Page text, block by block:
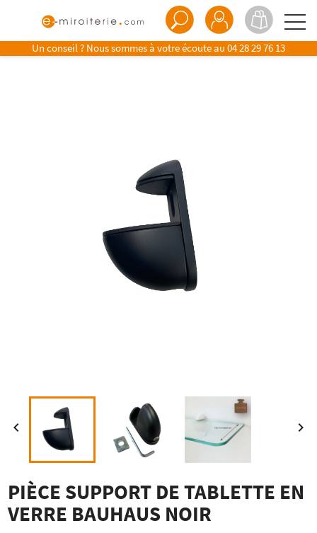
Un conseil ? Nous sommes à votre écoute au 04 28 29 76 13
 
PIÈCE SUPPORT DE TABLETTE EN
VERRE BAUHAUS NOIR